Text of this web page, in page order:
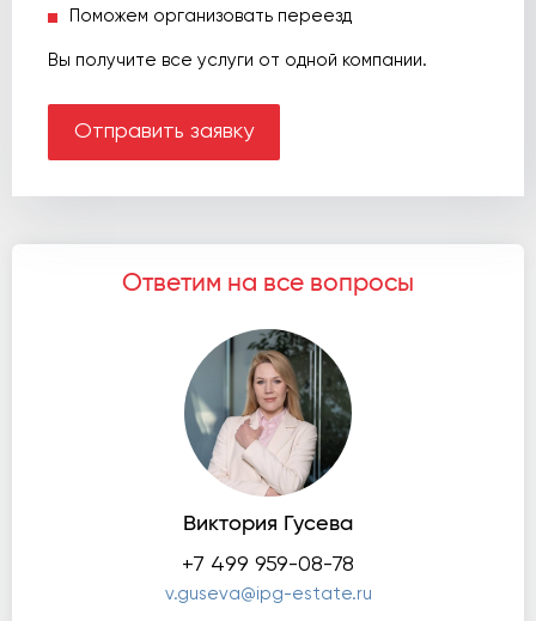
Поможем организовать переезд
Вы получите все услуги от одной компании.
Отправить заявку
Ответим на все вопросы
Виктория Гусева
+7 499 959-08-78
v.guseva@ipg-estate.ru